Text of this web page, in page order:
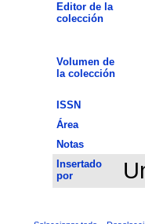
Editor de la
colección
Volumen de
la colección
ISSN
Área
Notas
Insertado
por